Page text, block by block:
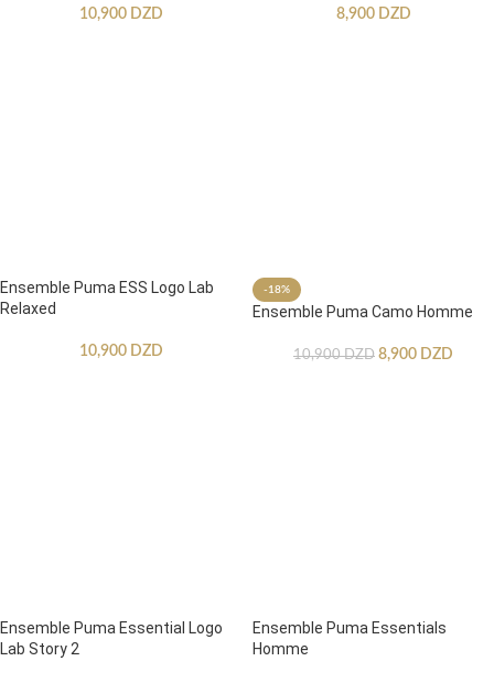
10,900 DZD 8,900 DZD
Ensemble Puma ESS Logo Lab
Relaxed
10,900 DZD
-18%
Ensemble Puma Camo Homme
10,900DZD 8,900 DZD
Ensemble Puma Essential Logo
Lab Story 2
Ensemble Puma Essentials
Homme